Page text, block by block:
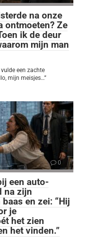
na onze
ontmoeten? Ze
ik de deur
mijn man
een zachte
mijn meisjes…”
0
een auto-
na zijn
en zei: “Hij
je
het zien
het vinden.”